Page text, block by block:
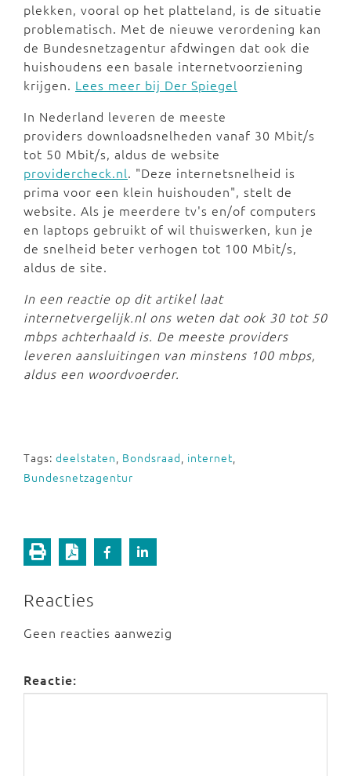
plekken, vooral op het platteland, is de situatie
problematisch. Met de nieuwe verordening kan
de Bundesnetzagentur afdwingen dat ook die
huishoudens een basale internetvoorziening
krijgen. Lees meer bij Der Spiegel
In Nederland leveren de meeste
providers downloadsnelheden vanaf 30 Mbit/s
tot 50 Mbit/s, aldus de website
providercheck.nl. "Deze internetsnelheid is
prima voor een klein huishouden", stelt de
website. Als je meerdere tv's en/of computers
en laptops gebruikt of wil thuiswerken, kun je
de snelheid beter verhogen tot 100 Mbit/s,
aldus de site.
In een reactie op dit artikel laat
internetvergelijk.nl ons weten dat ook 30 tot 50
mbps achterhaald is. De meeste providers
leveren aansluitingen van minstens 100 mbps,
aldus een woordvoerder.
Tags: deelstaten, Bondsraad, internet,
Bundesnetzagentur
Reacties
Geen reacties aanwezig
Reactie: